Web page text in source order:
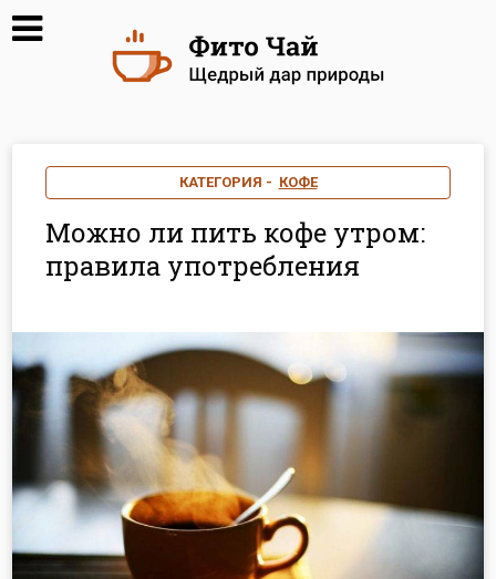
КАТЕГОРИЯ - КОФЕ
Можно ли пить кофе утром:
правила употребления